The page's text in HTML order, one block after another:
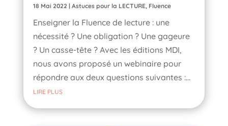
18 Mai 2022 | Astuces pour la LECTURE, Fluence
Enseigner la Fluence de lecture : une
nécessité ? Une obligation ? Une gageure
? Un casse-tête ? Avec les éditions MDI,
nous avons proposé un webinaire pour
répondre aux deux questions suivantes :...
LIRE PLUS